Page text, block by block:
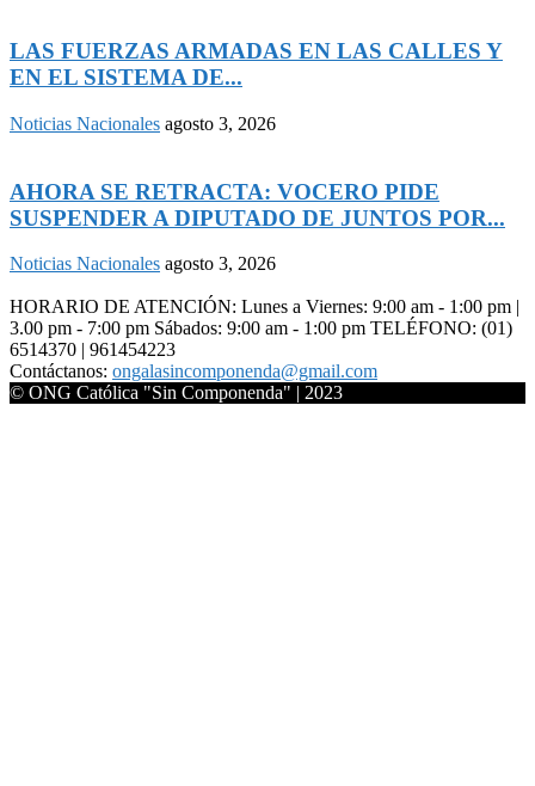
LAS FUERZAS ARMADAS EN LAS CALLES Y
EN EL SISTEMA DE...
Noticias Nacionales agosto 3, 2026
AHORA SE RETRACTA: VOCERO PIDE
SUSPENDER A DIPUTADO DE JUNTOS POR...
Noticias Nacionales agosto 3, 2026
HORARIO DE ATENCIÓN: Lunes a Viernes: 9:00 am - 1:00 pm |
3.00 pm - 7:00 pm Sábados: 9:00 am - 1:00 pm TELÉFONO: (01)
6514370 | 961454223
Contáctanos: ongalasincomponenda@gmail.com
© ONG Católica "Sin Componenda" | 2023